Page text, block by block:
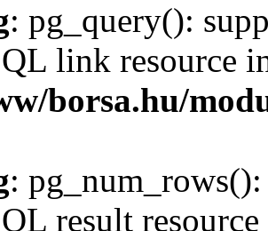
: pg_query():
link resource
borsa.hu/
:
result